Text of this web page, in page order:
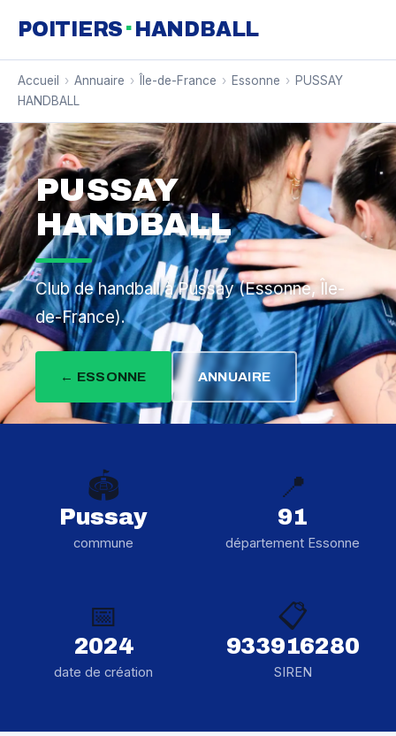
POITIERS · HANDBALL
Accueil › Annuaire › Île-de-France › Essonne › PUSSAY
HANDBALL
PUSSAY
HANDBALL
Club de handball à Pussay (Essonne, Île-
de-France).
← ESSONNE ANNUAIRE
🏟️
Pussay
commune
📍
91
département Essonne
📅
2024
date de création
📋
933916280
SIREN